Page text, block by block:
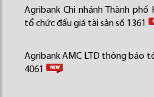
Agribank Chi nhánh Thành
tổ chức đấu giá tài sản số 1361
Agribank AMC LTD thông báo
4061